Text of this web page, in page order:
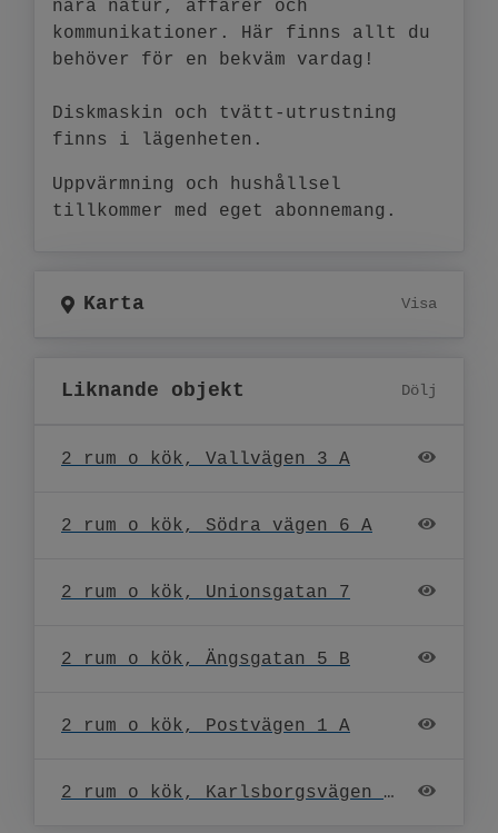
nära natur, affärer och
kommunikationer. Här finns allt du
behöver för en bekväm vardag!
Diskmaskin och tvätt-utrustning
finns i lägenheten.
Uppvärmning och hushållsel
tillkommer med eget abonnemang.
Karta Visa
Liknande objekt Dölj
2 rum o kök, Vallvägen 3 A
2 rum o kök, Södra vägen 6 A
2 rum o kök, Unionsgatan 7
2 rum o kök, Ängsgatan 5 B
2 rum o kök, Postvägen 1 A
2 rum o kök, Karlsborgsvägen 13